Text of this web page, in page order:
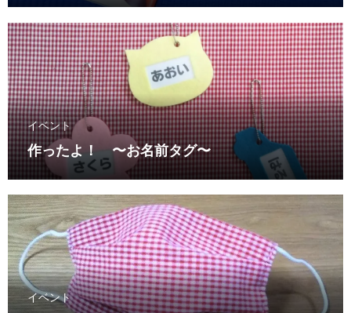
イベント
作ったよ！ 〜お名前タグ〜
イベント